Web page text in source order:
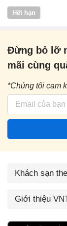
Vntrip
Hết hạn
Đừng bỏ lỡ
mãi cùng
*Chúng tôi cam
Khách sạn
Giới thiệu